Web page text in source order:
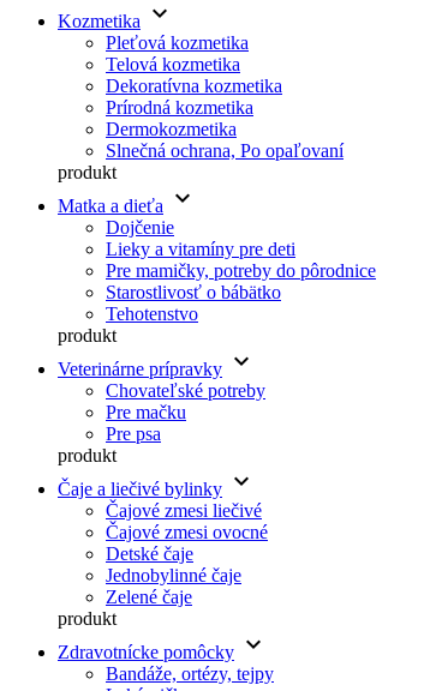
Kozmetika
keyboard_arrow_down
Pleťová kozmetika
Telová kozmetika
Dekoratívna kozmetika
Prírodná kozmetika
Dermokozmetika
Slnečná ochrana, Po opaľovaní
produkt
Matka a dieťa
keyboard_arrow_down
Dojčenie
Lieky a vitamíny pre deti
Pre mamičky, potreby do pôrodnice
Starostlivosť o bábätko
Tehotenstvo
produkt
Veterinárne prípravky keyboard_arrow_down
Chovateľské potreby
Pre mačku
Pre psa
produkt
Čaje a liečivé bylinky keyboard_arrow_down
Čajové zmesi liečivé
Čajové zmesi ovocné
Detské čaje
Jednobylinné čaje
Zelené čaje
produkt
Zdravotnícke pomôcky keyboard_arrow_down
Bandáže, ortézy, tejpy